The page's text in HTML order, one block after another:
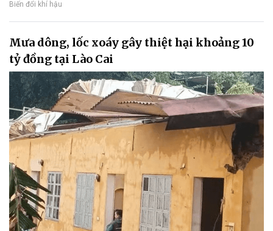
Biến đổi khí hậu
Mưa dông, lốc xoáy gây thiệt hại khoảng 10
tỷ đồng tại Lào Cai